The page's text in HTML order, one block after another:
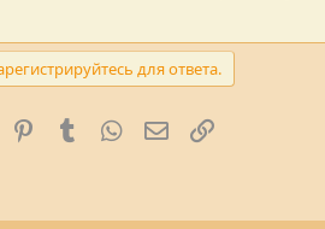
для ответа.
Reddit PinterestTumblr WhatsAppЭлектронная